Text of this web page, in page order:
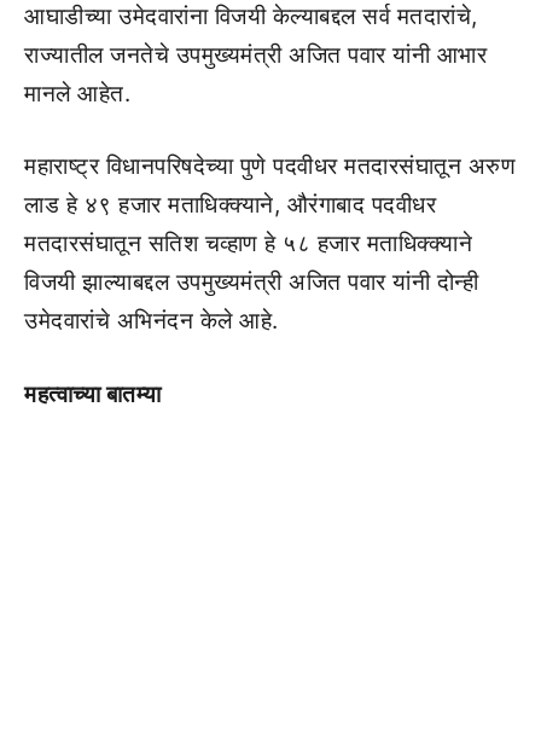
आघाडीच्या उमेदवारांना विजयी केल्याबद्दल सर्व मतदारांचे,
राज्यातील जनतेचे उपमुख्यमंत्री अजित पवार यांनी आभार
मानले आहेत.
महाराष्ट्र विधानपरिषदेच्या पुणे पदवीधर मतदारसंघातून अरुण
लाड हे ४९ हजार मताधिक्क्याने, औरंगाबाद पदवीधर
मतदारसंघातून सतिश चव्हाण हे ५८ हजार मताधिक्क्याने
विजयी झाल्याबद्दल उपमुख्यमंत्री अजित पवार यांनी दोन्ही
उमेदवारांचे अभिनंदन केले आहे.
महत्वाच्या बातम्या